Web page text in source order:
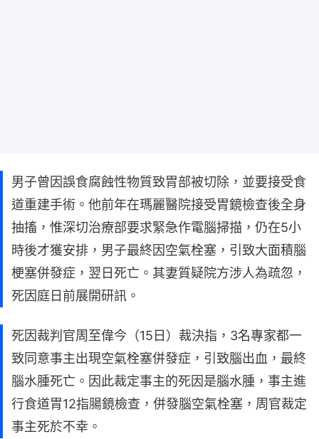
男子曾因誤食腐蝕性物質致胃部被切除，並要接受食
道重建手術。他前年在瑪麗醫院接受胃鏡檢查後全身
抽搐，惟深切治療部要求緊急作電腦掃描，仍在5小
時後才獲安排，男子最終因空氣栓塞，引致大面積腦
梗塞併發症，翌日死亡。其妻質疑院方涉人為疏忽，
死因庭日前展開研訊。
死因裁判官周至偉今（15日）裁決指，3名專家都一
致同意事主出現空氣栓塞併發症，引致腦出血，最終
腦水腫死亡。因此裁定事主的死因是腦水腫，事主進
行食道胃12指腸鏡檢查，併發腦空氣栓塞，周官裁定
事主死於不幸。